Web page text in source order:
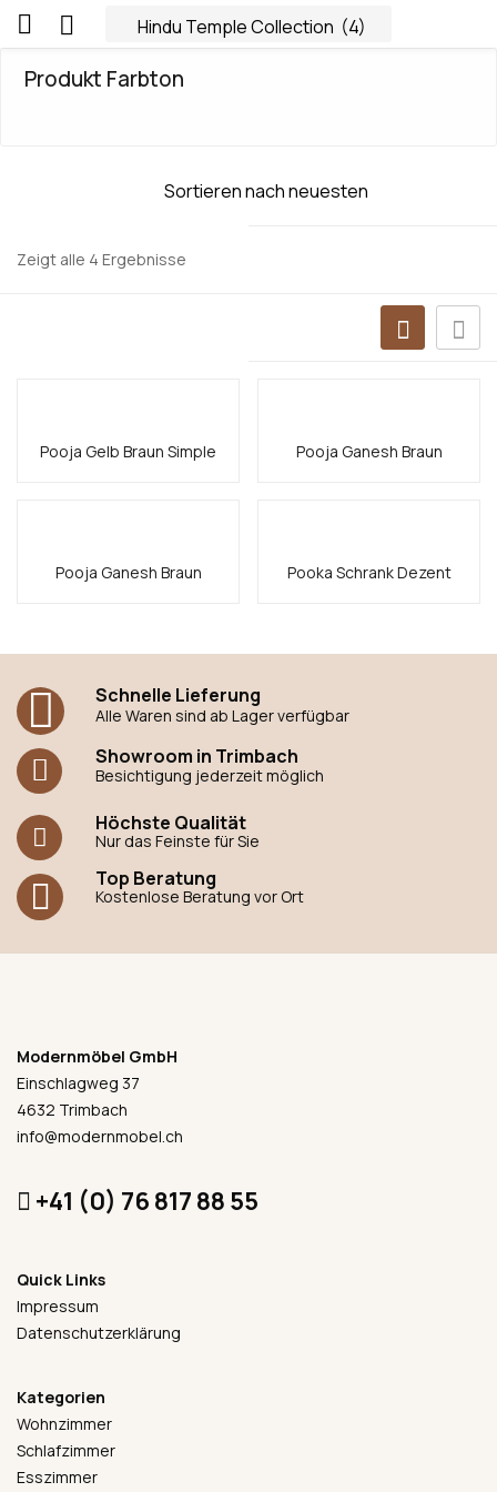
Produkt Farbton
Zeigt alle 4 Ergebnisse
Pooja Gelb Braun Simple Pooja Ganesh Braun
Pooja Ganesh Braun Pooka Schrank Dezent
Schnelle Lieferung
Alle Waren sind ab Lager verfügbar
Showroom in Trimbach
Besichtigung jederzeit möglich
Höchste Qualität
Nur das Feinste für Sie
Top Beratung
Kostenlose Beratung vor Ort
Modernmöbel GmbH
Einschlagweg 37
4632 Trimbach
info@modernmobel.ch
+41 (0) 76 817 88 55
Quick Links
Impressum
Datenschutzerklärung
Kategorien
Wohnzimmer
Schlafzimmer
Esszimmer